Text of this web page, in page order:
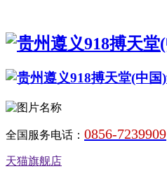
全国服务电话： 0856-7239909
天猫旗舰店